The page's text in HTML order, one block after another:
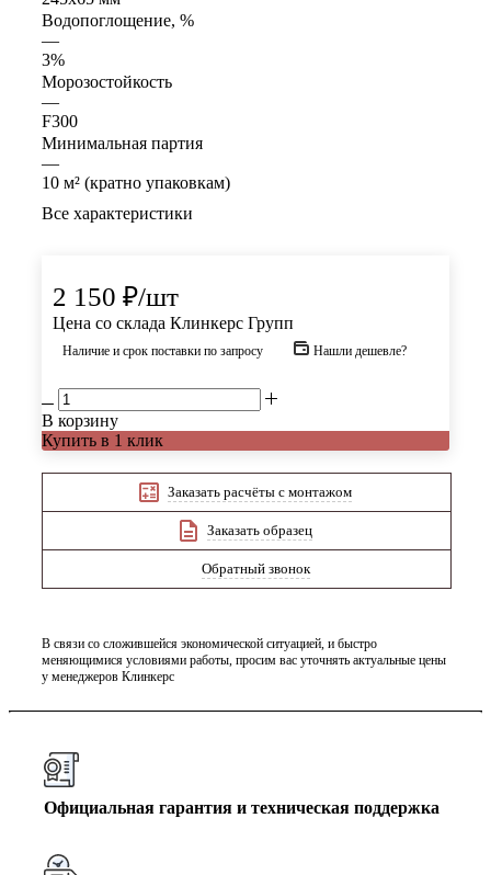
Водопоглощение, %
—
3%
Морозостойкость
—
F300
Минимальная партия
—
10 м² (кратно упаковкам)
Все характеристики
2 150 ₽/шт
Цена со склада Клинкерс Групп
Наличие и срок поставки по запросу Нашли дешевле?
В корзину
Купить в 1 клик
Заказать расчёты с монтажом
Заказать образец
Обратный звонок
В связи со сложившейся экономической ситуацией, и быстро
меняющимися условиями работы, просим вас уточнять актуальные цены
у менеджеров Клинкерс
Официальная гарантия и техническая поддержка